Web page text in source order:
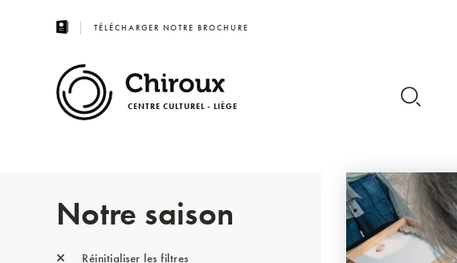
TÉLÉCHARGER NOTRE BROCHURE
CENTRE CULTUREL - LIÈGE
Notre saison
Réinitialiser les filtres